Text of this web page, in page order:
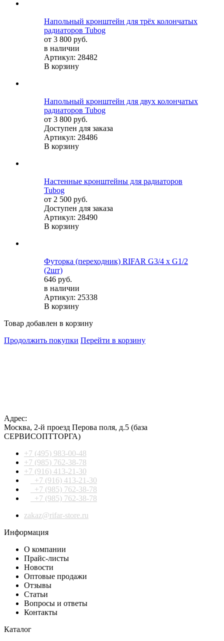
Напольный кронштейн для трёх колончатых
радиаторов Tubog
от 3 800 руб.
в наличии
Артикул: 28482
В корзину
Напольный кронштейн для двух колончатых
радиаторов Tubog
от 3 800 руб.
Доступен для заказа
Артикул: 28486
В корзину
Настенные кронштейны для радиаторов
Tubog
от 2 500 руб.
Доступен для заказа
Артикул: 28490
В корзину
Футорка (переходник) RIFAR G3/4 х G1/2
(2шт)
646 руб.
в наличии
Артикул: 25338
В корзину
Товар добавлен в корзину
Продолжить покупки Перейти в корзину
Адрес:
Москва, 2-й проезд Перова поля, д.5 (база
СЕРВИСОПТТОРГА)
+7 (495) 983-00-48
+7 (985) 762-38-78
+7 (916) 413-21-30
+7 (916) 413-21-30
+7 (985) 762-38-78
+7 (985) 762-38-78
zakaz@rifar-store.ru
Информация
О компании
Прайс-листы
Новости
Оптовые продажи
Отзывы
Статьи
Вопросы и ответы
Контакты
Каталог